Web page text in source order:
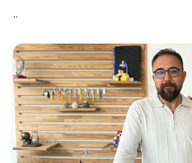
..